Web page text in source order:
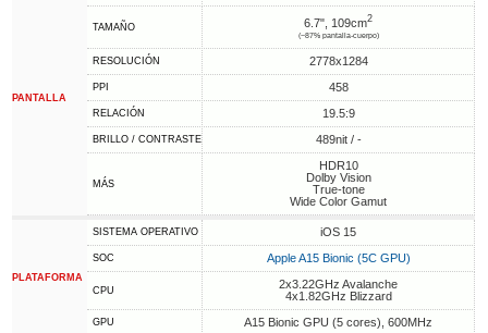
PANTALLA
TAMAÑO 6.7", 109cm2
(~87% pantalla-cuerpo)
RESOLUCIÓN 2778x1284
PPI 458
RELACIÓN 19.5:9
BRILLO / CONTRASTE 489nit / -
MÁS
HDR10
Dolby Vision
True-tone
Wide Color Gamut
PLATAFORMA
SISTEMA OPERATIVO iOS 15
SOC Apple A15 Bionic (5C GPU)
CPU
2x3.22GHz Avalanche
4x1.82GHz Blizzard
GPU A15 Bionic GPU (5 cores), 600MHz